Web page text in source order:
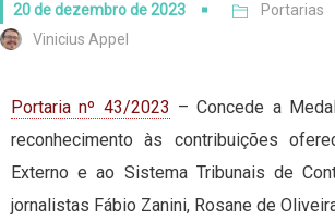
20 de dezembro de 2023
Portarias
Vinicius Appel
Portaria nº 43/2023 – Concede a
reconhecimento às contribuições
Externo e ao Sistema Tribunais de
jornalistas Fábio Zanini, Rosane de